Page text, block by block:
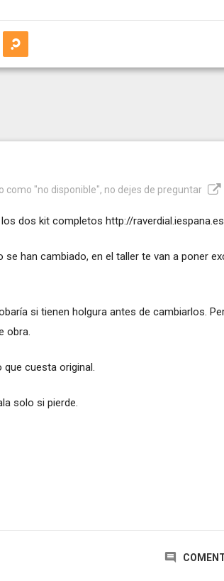
como "no disponible", no dejes de preguntar
dos kit completos http://
se han cambiado, en el taller te van a poner
si tienen holgura antes de cambiarlos.
obra.
que cuesta original.
solo si pierde.